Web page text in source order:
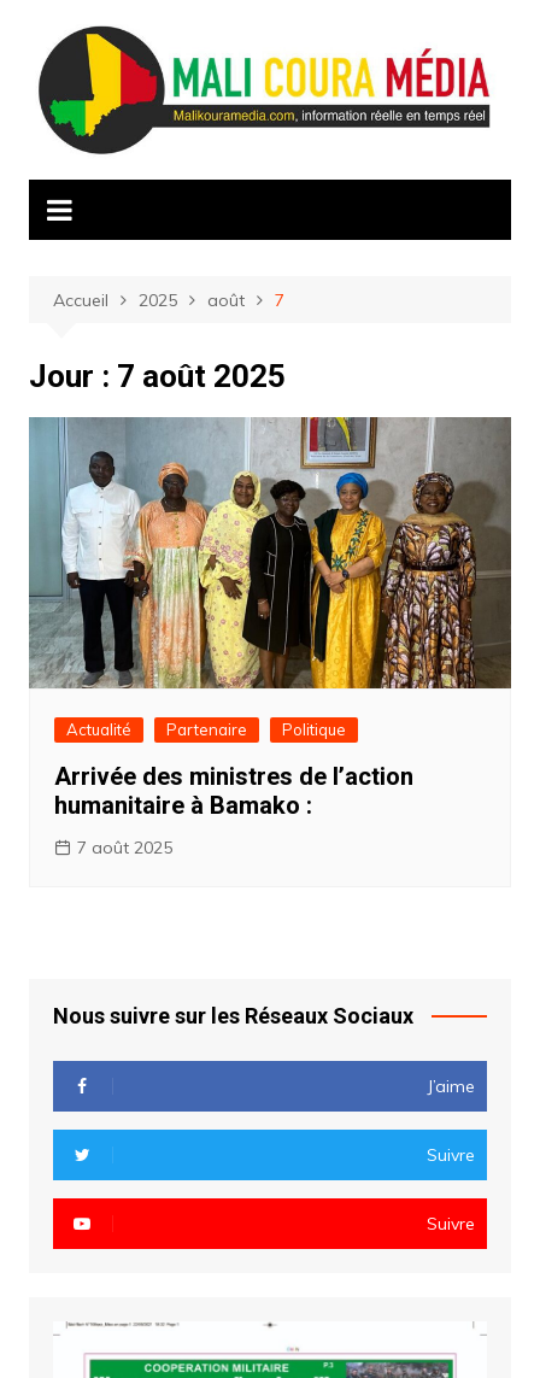
contenu
Accueil 2025 août 7
Jour : 7 août 2025
Actualité Partenaire Politique
Arrivée des ministres de l’action
humanitaire à Bamako :
7 août 2025
Nous suivre sur les Réseaux Sociaux
J’aime
Suivre
Suivre